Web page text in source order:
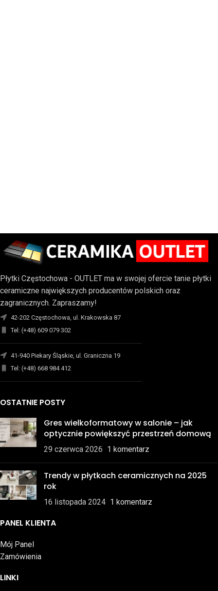
Płytki Częstochowa - OUTLET ma w swojej ofercie tanie płytki
ceramiczne największych producentów polskich oraz
zagranicznych. Zapraszamy!
42-202 Częstochowa, ul. Krakowska 87
Tel: (+48) 609 079 302
-------------------------------------------------------------------------
41-940 Piekary Śląskie, ul. Graniczna 19
Tel: (+48) 668 984 412
-------------------------------------------------------------------------
OSTATNIE POSTY
Gres wielkoformatowy w salonie – jak
optycznie powiększyć przestrzeń domową
29 czerwca 2026 1 komentarz
Trendy w płytkach ceramicznych na 2025
rok
16 listopada 2024 1 komentarz
PANEL KLIENTA
Mój Panel
Zamówienia
LINKI